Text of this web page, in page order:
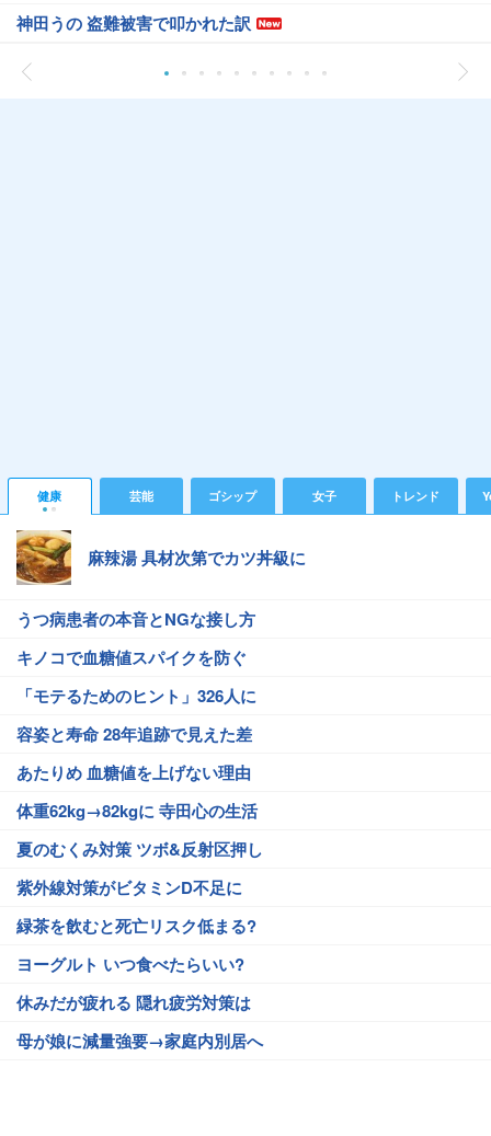
神田うの 盗難被害で叩かれた訳
健康 芸能 ゴシップ 女子 トレンド
麻辣湯 具材次第でカツ丼級に
うつ病患者の本音とNGな接し方
キノコで血糖値スパイクを防ぐ
「モテるためのヒント」326人に
容姿と寿命 28年追跡で見えた差
あたりめ 血糖値を上げない理由
体重62kg→82kgに 寺田心の生活
夏のむくみ対策 ツボ&反射区押し
紫外線対策がビタミンD不足に
緑茶を飲むと死亡リスク低まる?
ヨーグルト いつ食べたらいい?
休みだが疲れる 隠れ疲労対策は
母が娘に減量強要→家庭内別居へ